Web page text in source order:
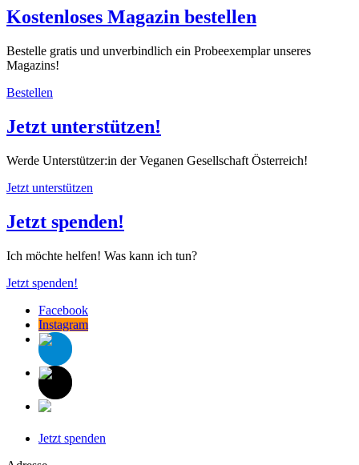
Kostenloses Magazin bestellen
Bestelle gratis und unverbindlich ein Probeexemplar unseres
Magazins!
Bestellen
Jetzt unterstützen!
Werde Unterstützer:in der Veganen Gesellschaft Österreich!
Jetzt unterstützen
Jetzt spenden!
Ich möchte helfen! Was kann ich tun?
Jetzt spenden!
Facebook
Instagram
Jetzt spenden